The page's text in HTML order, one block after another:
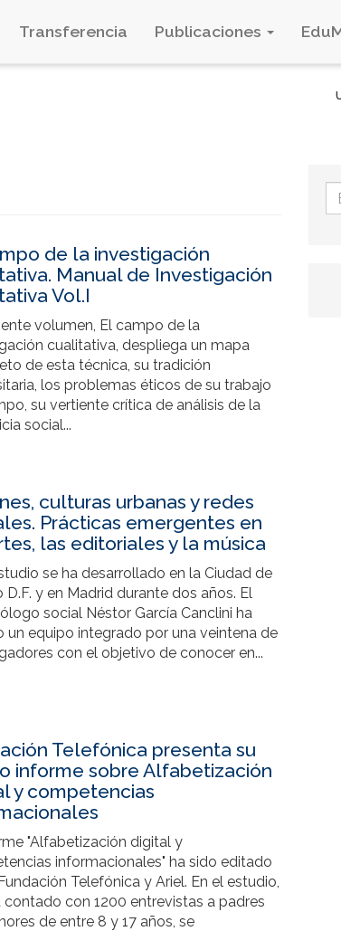
Transferencia Publicaciones
de la investigación
Manual de Investigación
Vol.I
volumen, El campo de la
cualitativa, despliega un mapa
de esta técnica, su tradición
los problemas éticos de su trabajo
su vertiente crítica de análisis de la
social...
culturas urbanas y redes
Prácticas emergentes en
las editoriales y la música
se ha desarrollado en la Ciudad de
D.F. y en Madrid durante dos años. El
social Néstor García Canclini ha
un equipo integrado por una veintena de
con el objetivo de conocer en...
Telefónica presenta su
informe sobre Alfabetización
y competencias
"Alfabetización digital y
informacionales" ha sido editado
Telefónica y Ariel. En el estudio,
contado con 1200 entrevistas a padres
de entre 8 y 17 años, se